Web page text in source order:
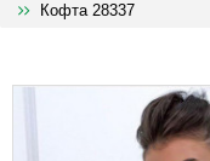
Кофта 28337